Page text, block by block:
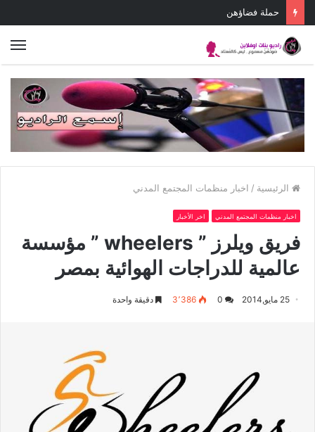
يوم واحد نضال واحد
الرئيسية / اخبار منظمات المجتمع المدني
اخبار منظمات المجتمع المدني اخر الأخبار
فريق ويلرز ” wheelers ” مؤسسة
عالمية للدراجات الهوائية بمصر
25 مايو,2014 0 3٬386 دقيقة واحدة